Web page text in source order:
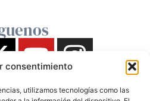
consentimiento
utilizamos tecnologías como las